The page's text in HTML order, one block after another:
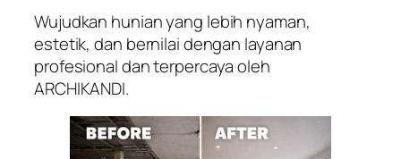
Wujudkan hunian yang lebih nyaman,
estetik, dan bernilai dengan layanan
profesional dan terpercaya oleh
ARCHIKANDI.